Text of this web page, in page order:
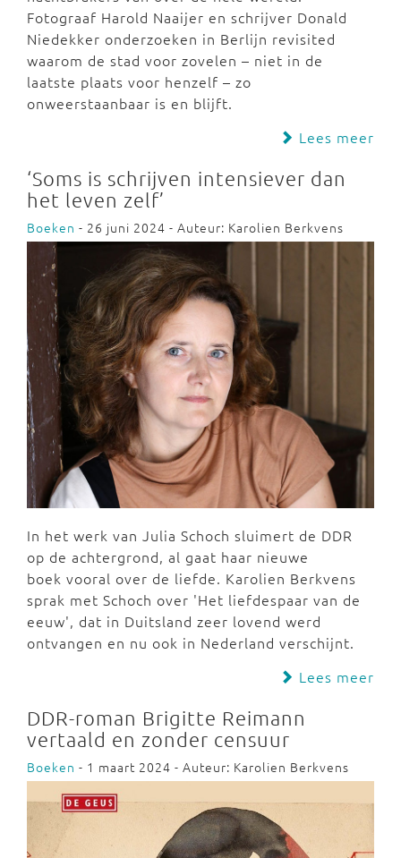
Fotograaf Harold Naaijer en schrijver Donald
Niedekker onderzoeken in Berlijn revisited
waarom de stad voor zovelen – niet in de
laatste plaats voor henzelf – zo
onweerstaanbaar is en blijft.
Lees meer
‘Soms is schrijven intensiever dan
het leven zelf’
Boeken - 26 juni 2024 - Auteur: Karolien Berkvens
In het werk van Julia Schoch sluimert de DDR
op de achtergrond, al gaat haar nieuwe
boek vooral over de liefde. Karolien Berkvens
sprak met Schoch over 'Het liefdespaar van de
eeuw', dat in Duitsland zeer lovend werd
ontvangen en nu ook in Nederland verschijnt.
Lees meer
DDR-roman Brigitte Reimann
vertaald en zonder censuur
Boeken - 1 maart 2024 - Auteur: Karolien Berkvens